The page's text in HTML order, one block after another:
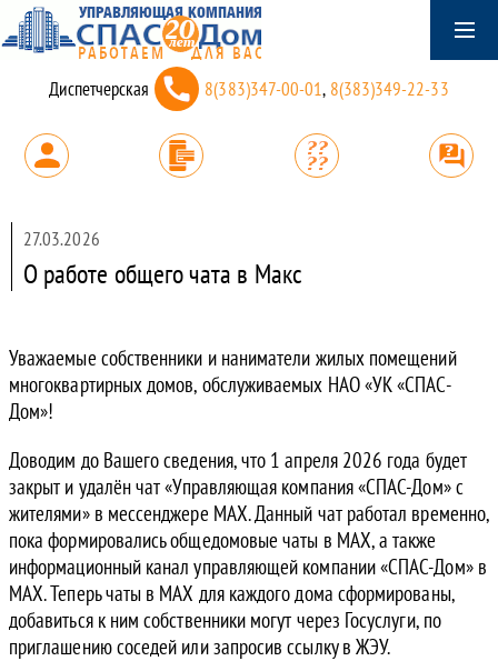
Диспетчерская 8(383)347-00-01, 8(383)349-22-33
27.03.2026
О работе общего чата в Макс
Уважаемые собственники и наниматели жилых помещений
многоквартирных домов, обслуживаемых НАО «УК «СПАС-
Дом»!
Доводим до Вашего сведения, что 1 апреля 2026 года будет
закрыт и удалён чат «Управляющая компания «СПАС-Дом» с
жителями» в мессенджере MAX. Данный чат работал временно,
пока формировались общедомовые чаты в MAX, а также
информационный канал управляющей компании «СПАС-Дом» в
MAX. Теперь чаты в MAX для каждого дома сформированы,
добавиться к ним собственники могут через Госуслуги, по
приглашению соседей или запросив ссылку в ЖЭУ.